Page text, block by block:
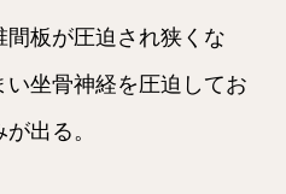
板が圧迫され狭くな
坐骨神経を圧迫してお
が出る。